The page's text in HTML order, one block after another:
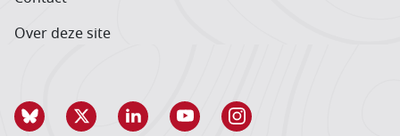
Over deze site